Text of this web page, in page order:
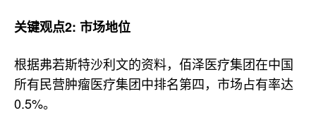
关键观点2: 市场地位
根据弗若斯特沙利文的资料，佰泽医疗集团在中国
所有民营肿瘤医疗集团中排名第四，市场占有率达
0.5%。